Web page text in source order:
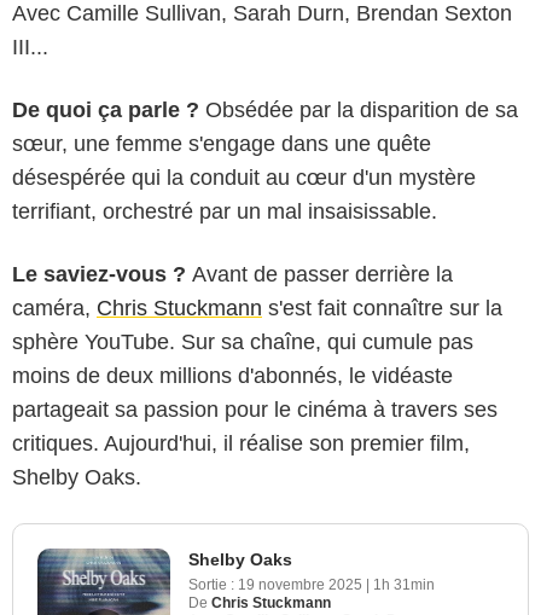
Avec Camille Sullivan, Sarah Durn, Brendan Sexton
III...
De quoi ça parle ? Obsédée par la disparition de sa
sœur, une femme s'engage dans une quête
désespérée qui la conduit au cœur d'un mystère
terrifiant, orchestré par un mal insaisissable.
Le saviez-vous ? Avant de passer derrière la
caméra, Chris Stuckmann s'est fait connaître sur la
sphère YouTube. Sur sa chaîne, qui cumule pas
moins de deux millions d'abonnés, le vidéaste
partageait sa passion pour le cinéma à travers ses
critiques. Aujourd'hui, il réalise son premier film,
Shelby Oaks.
Shelby Oaks
Sortie : 19 novembre 2025
1h 31min
De Chris Stuckmann